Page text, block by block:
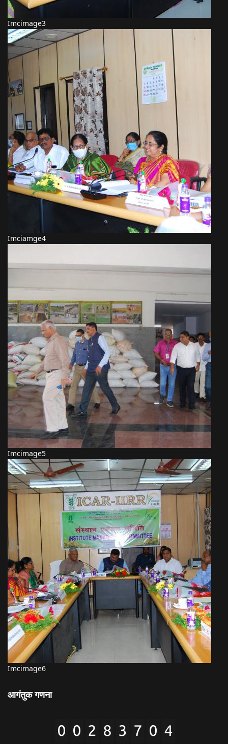
Imcimage3
Imciamge4
Imcimage5
Imcimage6
आगंतुक गणना